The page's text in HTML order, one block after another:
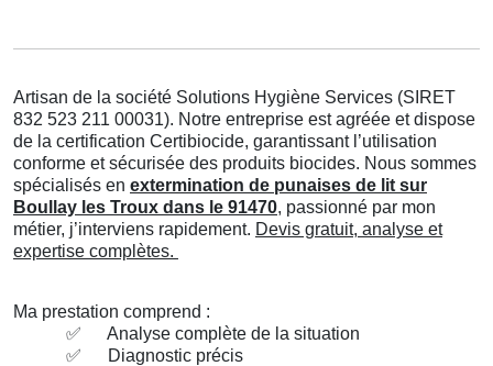
Artisan de la société Solutions Hygiène Services (SIRET
832 523 211 00031). Notre entreprise est agréée et dispose
de la certification Certibiocide, garantissant l’utilisation
conforme et sécurisée des produits biocides. Nous sommes
spécialisés en extermination de punaises de lit sur
Boullay les Troux dans le 91470, passionné par mon
métier, j’interviens rapidement. Devis gratuit, analyse et
expertise complètes.
Ma prestation comprend :
✅
Analyse complète de la situation
✅
Diagnostic précis